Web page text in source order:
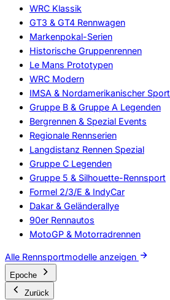
WRC Klassik
GT3 & GT4 Rennwagen
Markenpokal-Serien
Historische Gruppenrennen
Le Mans Prototypen
WRC Modern
IMSA & Nordamerikanischer
Gruppe B & Gruppe A Legenden
Bergrennen & Spezial Events
Regionale Rennserien
Langdistanz Rennen Spezial
Gruppe C Legenden
Gruppe 5 & Silhouette-Rennsport
Formel 2/3/E & IndyCar
Dakar & Geländerallye
90er Rennautos
MotoGP & Motorradrennen
Alle Rennsportmodelle anzeigen
Epoche
Zurück